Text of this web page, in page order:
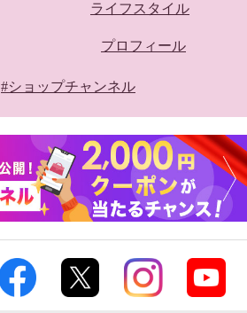
ライフスタイル
プロフィール
#ショップチャンネル